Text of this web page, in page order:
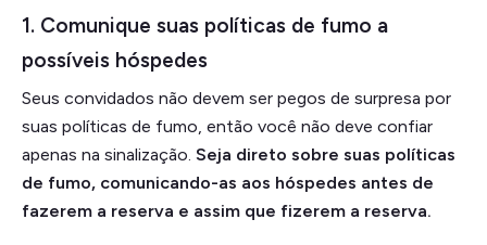
1. Comunique suas políticas de fumo a
possíveis hóspedes
Seus convidados não devem ser pegos de surpresa por
suas políticas de fumo, então você não deve confiar
apenas na sinalização. Seja direto sobre suas políticas
de fumo, comunicando-as aos hóspedes antes de
fazerem a reserva e assim que fizerem a reserva.